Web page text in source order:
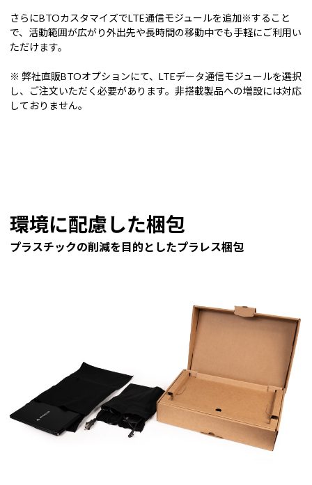
さらにBTOカスタマイズでLTE通信モジュールを追加※すること
で、活動範囲が広がり外出先や長時間の移動中でも手軽にご利用い
ただけます。
※ 弊社直販BTOオプションにて、LTEデータ通信モジュールを選択
し、ご注文いただく必要があります。非搭載製品への増設には対応
しておりません。
環境に配慮した梱包
プラスチックの削減を目的としたプラレス梱包